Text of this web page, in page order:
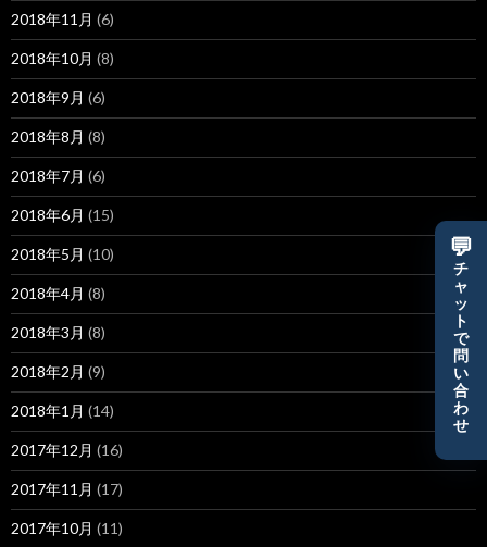
2018年11月 (6)
2018年10月 (8)
2018年9月 (6)
2018年8月 (8)
2018年7月 (6)
2018年6月 (15)
2018年5月 (10)
2018年4月 (8)
2018年3月 (8)
2018年2月 (9)
2018年1月 (14)
2017年12月 (16)
2017年11月 (17)
2017年10月 (11)
💬
チ
ャ
ッ
ト
で
問
い
合
わ
せ